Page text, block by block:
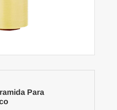
Para